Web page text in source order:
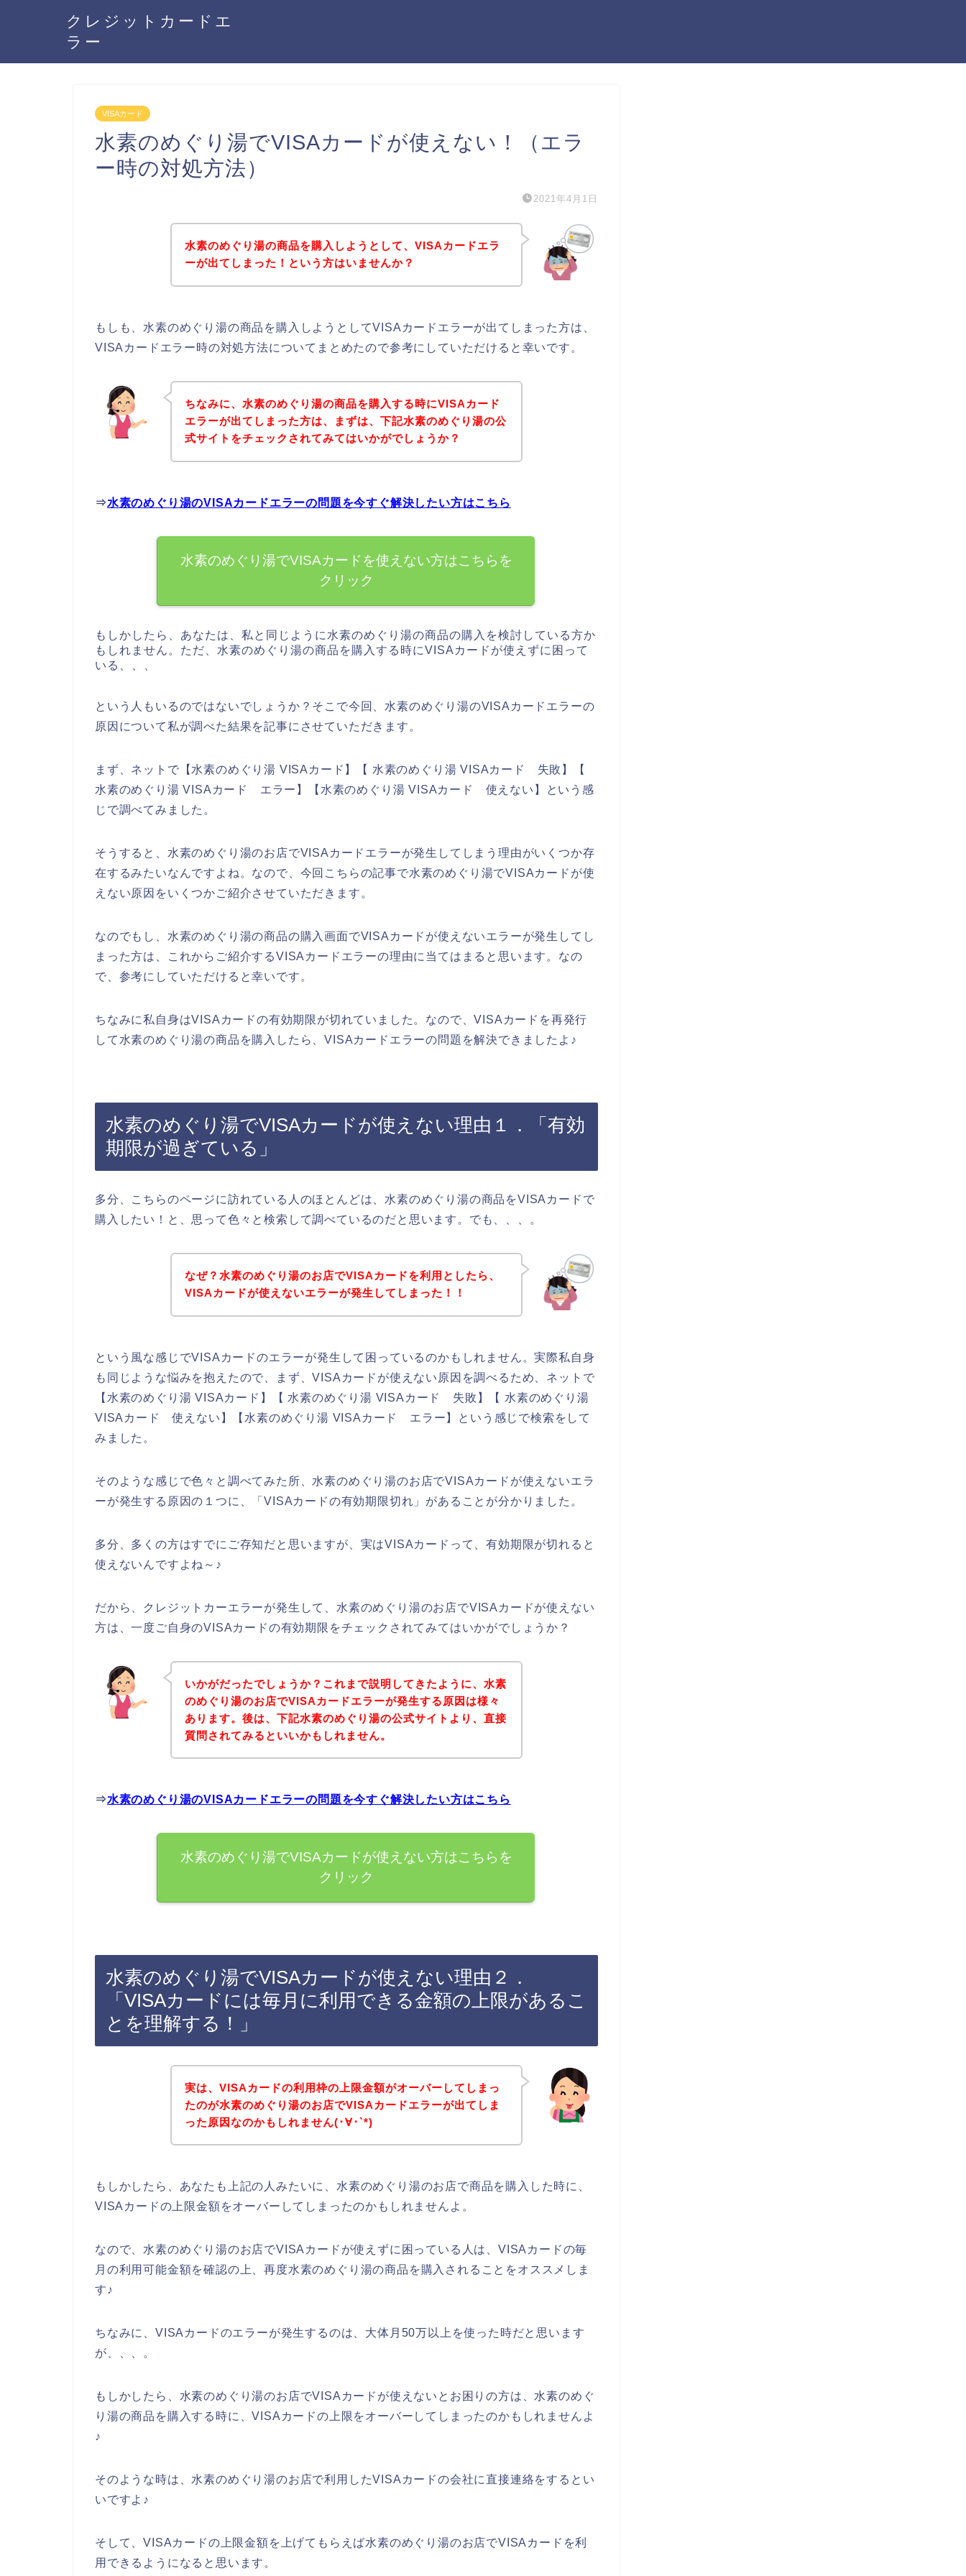
クレジットカードエ
ラー
VISAカード
水素のめぐり湯でVISAカードが使えない！（エラ
ー時の対処方法）
2021年4月1日
水素のめぐり湯の商品を購入しようとして、VISAカードエラ
ーが出てしまった！という方はいませんか？
もしも、水素のめぐり湯の商品を購入しようとしてVISAカードエラーが出てしまった方は、
VISAカードエラー時の対処方法についてまとめたので参考にしていただけると幸いです。
ちなみに、水素のめぐり湯の商品を購入する時にVISAカード
エラーが出てしまった方は、まずは、下記水素のめぐり湯の公
式サイトをチェックされてみてはいかがでしょうか？
⇒水素のめぐり湯のVISAカードエラーの問題を今すぐ解決したい方はこちら
水素のめぐり湯でVISAカードを使えない方はこちらを
クリック
もしかしたら、あなたは、私と同じように水素のめぐり湯の商品の購入を検討している方か
もしれません。ただ、水素のめぐり湯の商品を購入する時にVISAカードが使えずに困って
いる、、、
という人もいるのではないでしょうか？そこで今回、水素のめぐり湯のVISAカードエラーの
原因について私が調べた結果を記事にさせていただきます。
まず、ネットで【水素のめぐり湯 VISAカード】【 水素のめぐり湯 VISAカード 失敗】【
水素のめぐり湯 VISAカード エラー】【水素のめぐり湯 VISAカード 使えない】という感
じで調べてみました。
そうすると、水素のめぐり湯のお店でVISAカードエラーが発生してしまう理由がいくつか存
在するみたいなんですよね。なので、今回こちらの記事で水素のめぐり湯でVISAカードが使
えない原因をいくつかご紹介させていただきます。
なのでもし、水素のめぐり湯の商品の購入画面でVISAカードが使えないエラーが発生してし
まった方は、これからご紹介するVISAカードエラーの理由に当てはまると思います。なの
で、参考にしていただけると幸いです。
ちなみに私自身はVISAカードの有効期限が切れていました。なので、VISAカードを再発行
して水素のめぐり湯の商品を購入したら、VISAカードエラーの問題を解決できましたよ♪
水素のめぐり湯でVISAカードが使えない理由１．「有効
期限が過ぎている」
多分、こちらのページに訪れている人のほとんどは、水素のめぐり湯の商品をVISAカードで
購入したい！と、思って色々と検索して調べているのだと思います。でも、、、。
なぜ？水素のめぐり湯のお店でVISAカードを利用としたら、
VISAカードが使えないエラーが発生してしまった！！
という風な感じでVISAカードのエラーが発生して困っているのかもしれません。実際私自身
も同じような悩みを抱えたので、まず、VISAカードが使えない原因を調べるため、ネットで
【水素のめぐり湯 VISAカード】【 水素のめぐり湯 VISAカード 失敗】【 水素のめぐり湯
VISAカード 使えない】【水素のめぐり湯 VISAカード エラー】という感じで検索をして
みました。
そのような感じで色々と調べてみた所、水素のめぐり湯のお店でVISAカードが使えないエラ
ーが発生する原因の１つに、「VISAカードの有効期限切れ」があることが分かりました。
多分、多くの方はすでにご存知だと思いますが、実はVISAカードって、有効期限が切れると
使えないんですよね～♪
だから、クレジットカーエラーが発生して、水素のめぐり湯のお店でVISAカードが使えない
方は、一度ご自身のVISAカードの有効期限をチェックされてみてはいかがでしょうか？
いかがだったでしょうか？これまで説明してきたように、水素
のめぐり湯のお店でVISAカードエラーが発生する原因は様々
あります。後は、下記水素のめぐり湯の公式サイトより、直接
質問されてみるといいかもしれません。
⇒水素のめぐり湯のVISAカードエラーの問題を今すぐ解決したい方はこちら
水素のめぐり湯でVISAカードが使えない方はこちらを
クリック
水素のめぐり湯でVISAカードが使えない理由２．
「VISAカードには毎月に利用できる金額の上限があるこ
とを理解する！」
実は、VISAカードの利用枠の上限金額がオーバーしてしまっ
たのが水素のめぐり湯のお店でVISAカードエラーが出てしま
った原因なのかもしれません(･∀･`*)
もしかしたら、あなたも上記の人みたいに、水素のめぐり湯のお店で商品を購入した時に、
VISAカードの上限金額をオーバーしてしまったのかもしれませんよ。
なので、水素のめぐり湯のお店でVISAカードが使えずに困っている人は、VISAカードの毎
月の利用可能金額を確認の上、再度水素のめぐり湯の商品を購入されることをオススメしま
す♪
ちなみに、VISAカードのエラーが発生するのは、大体月50万以上を使った時だと思います
が、、、。
もしかしたら、水素のめぐり湯のお店でVISAカードが使えないとお困りの方は、水素のめぐ
り湯の商品を購入する時に、VISAカードの上限をオーバーしてしまったのかもしれませんよ
♪
そのような時は、水素のめぐり湯のお店で利用したVISAカードの会社に直接連絡をするとい
いですよ♪
そして、VISAカードの上限金額を上げてもらえば水素のめぐり湯のお店でVISAカードを利
用できるようになると思います。